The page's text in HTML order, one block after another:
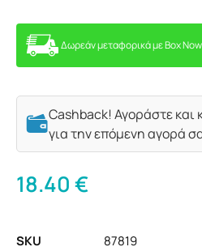
Δωρεάν μεταφορικά με Box
Cashback! Αγοράστε και
για την επόμενη αγορά
18.40€
SKU
87819